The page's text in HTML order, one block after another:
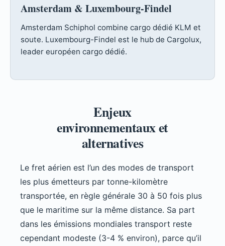
Amsterdam & Luxembourg-Findel
Amsterdam Schiphol combine cargo dédié KLM et
soute. Luxembourg-Findel est le hub de Cargolux,
leader européen cargo dédié.
Enjeux
environnementaux et
alternatives
Le fret aérien est l’un des modes de transport
les plus émetteurs par tonne-kilomètre
transportée, en règle générale 30 à 50 fois plus
que le maritime sur la même distance. Sa part
dans les émissions mondiales transport reste
cependant modeste (3-4 % environ), parce qu’il